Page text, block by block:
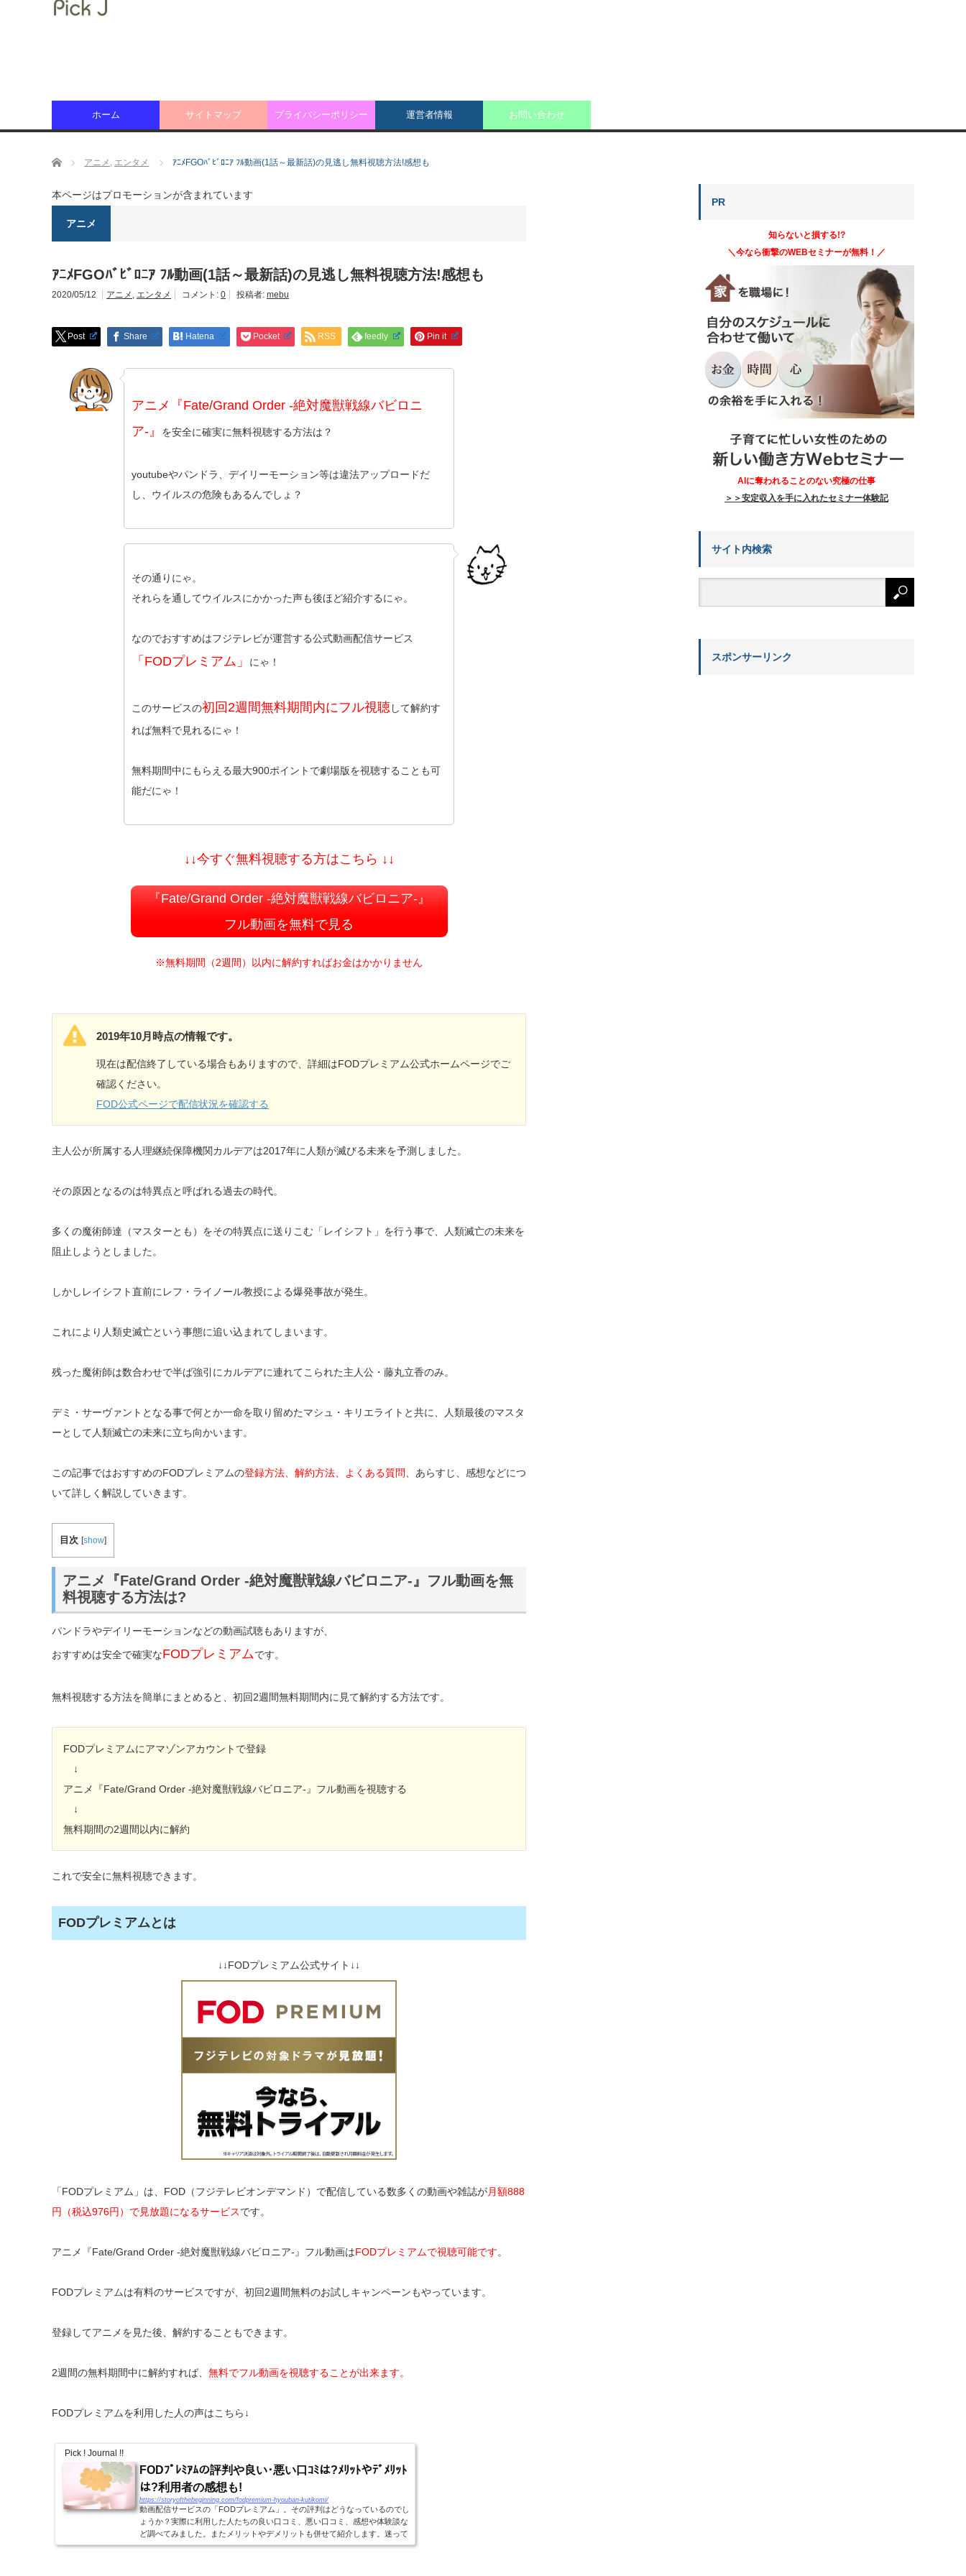
ホーム サイトマップ プライバシーポリシー 運営者情報 お問い合わせ
ホーム アニメ , エンタメ ｱﾆﾒFGOﾊﾞﾋﾞﾛﾆｱ ﾌﾙ動画(1話～最新話)の見逃し無料視聴方法!感想も
本ページはプロモーションが含まれています
アニメ
ｱﾆﾒFGOﾊﾞﾋﾞﾛﾆｱ ﾌﾙ動画(1話～最新話)の見逃し無料視聴方法!感想も
2020/05/12 アニメ , エンタメ コメント: 0 投稿者: mebu
Post Share Hatena Pocket RSS feedly Pin it
アニメ『Fate/Grand Order -絶対魔獣戦線バビロニ
ア-』
を安全に確実に無料視聴する方法は？
youtubeやパンドラ、デイリーモーション等は違法アップロードだ
し、ウイルスの危険もあるんでしょ？
その通りにゃ。
それらを通してウイルスにかかった声も後ほど紹介するにゃ。
なのでおすすめはフジテレビが運営する公式動画配信サービス
「FODプレミアム」 にゃ！
このサービスの初回2週間無料期間内にフル視聴して解約す
れば無料で見れるにゃ！
無料期間中にもらえる最大900ポイントで劇場版を視聴することも可
能だにゃ！
↓↓今すぐ無料視聴する方はこちら ↓↓
『Fate/Grand Order -絶対魔獣戦線バビロニア-』
フル動画を無料で見る
※無料期間（2週間）以内に解約すればお金はかかりません
2019年10月時点の情報です。
現在は配信終了している場合もありますので、詳細はFODプレミアム公式ホームページでご
確認ください。
FOD公式ページで配信状況を確認する
主人公が所属する人理継続保障機関カルデアは2017年に人類が滅びる未来を予測しました。
その原因となるのは特異点と呼ばれる過去の時代。
多くの魔術師達（マスターとも）をその特異点に送りこむ「レイシフト」を行う事で、人類滅亡の未来を
阻止しようとしました。
しかしレイシフト直前にレフ・ライノール教授による爆発事故が発生。
これにより人類史滅亡という事態に追い込まれてしまいます。
残った魔術師は数合わせで半ば強引にカルデアに連れてこられた主人公・藤丸立香のみ。
デミ・サーヴァントとなる事で何とか一命を取り留めたマシュ・キリエライトと共に、人類最後のマスタ
ーとして人類滅亡の未来に立ち向かいます。
この記事ではおすすめのFODプレミアムの登録方法、解約方法、よくある質問
、あらすじ、感想などにつ
いて詳しく解説していきます。
目次 [show]
アニメ『Fate/Grand Order -絶対魔獣戦線バビロニア-』フル動画を無
料視聴する方法は?
パンドラやデイリーモーションなどの動画試聴もありますが、
おすすめは安全で確実なFODプレミアムです。
無料視聴する方法を簡単にまとめると、初回2週間無料期間内に見て解約する方法です。
FODプレミアムにアマゾンアカウントで登録
↓
アニメ『Fate/Grand Order -絶対魔獣戦線バビロニア-』フル動画を視聴する
↓
無料期間の2週間以内に解約
これで安全に無料視聴できます。
FODプレミアムとは
↓↓FODプレミアム公式サイト↓↓
「FODプレミアム」は、FOD（フジテレビオンデマンド）で配信している数多くの動画や雑誌が月額888
円（税込976円）で見放題になるサービスです。
アニメ『Fate/Grand Order -絶対魔獣戦線バビロニア-』フル動画はFODプレミアムで視聴可能です。
FODプレミアムは有料のサービスですが、初回2週間無料のお試しキャンペーンもやっています。
登録してアニメを見た後、解約することもできます。
2週間の無料期間中に解約すれば、 無料でフル動画を視聴することが出来ます。
FODプレミアムを利用した人の声はこちら↓
Pick ! Journal !!
FODﾌﾟﾚﾐｱﾑの評判や良い･悪い口ｺﾐは?ﾒﾘｯﾄやﾃﾞﾒﾘｯﾄ
は?利用者の感想も!
https://storyofthebeginning.com/fodpremium-hyouban-kutikomi/
動画配信サービスの「FODプレミアム」。その評判はどうなっているのでし
ょうか？実際に利用した人たちの良い口コミ、悪い口コミ、感想や体験談な
ど調べてみました。またメリットやデメリットも併せて紹介します。迷って
いる人はぜひ参考にしてみてください！FODプレ...
PR
知らないと損する!?
＼今なら衝撃のWEBセミナーが無料！／
AIに奪われることのない究極の仕事
＞＞安定収入を手に入れたセミナー体験記
サイト内検索
スポンサーリンク